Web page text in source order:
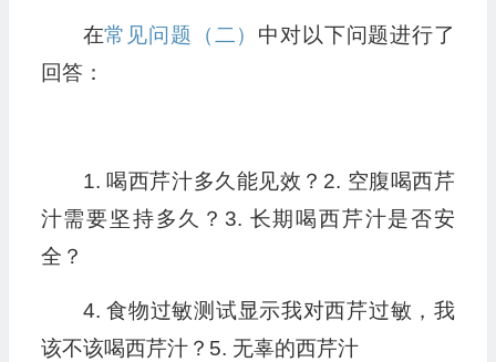
在常见问题（二） 中对以下问题进行了
回答：
1. 喝西芹汁多久能见效？2. 空腹喝西芹
汁需要坚持多久？3. 长期喝西芹汁是否安
全？
4. 食物过敏测试显示我对西芹过敏，我
该不该喝西芹汁？5. 无辜的西芹汁